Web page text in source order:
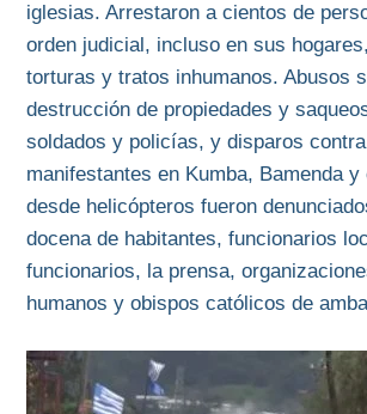
iglesias. Arrestaron a cientos de
orden judicial, incluso en sus
torturas y tratos inhumanos. Abusos
destrucción de propiedades y
soldados y policías, y disparos
manifestantes en Kumba, Bamenda
desde helicópteros fueron
docena de habitantes, funcionarios
funcionarios, la prensa,
humanos y obispos católicos de